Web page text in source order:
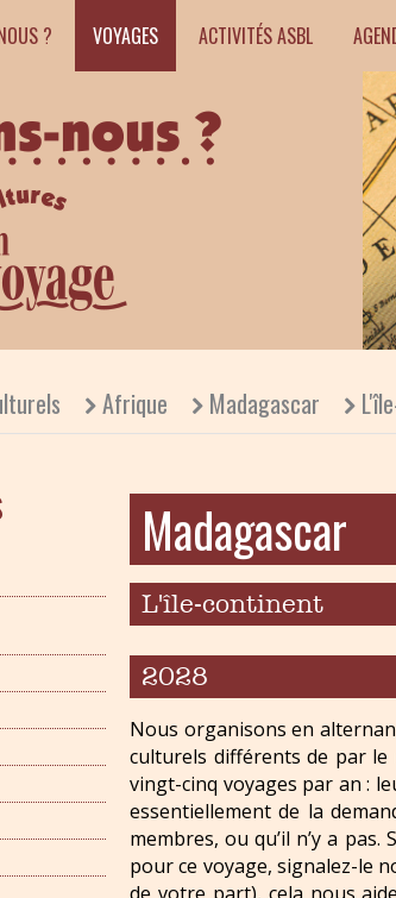
? VOYAGES ACTIVITÉS ASBL
Afrique Madagascar
Madagascar
L'île-continent
2028
Nous organisons en
culturels différents de par le
vingt-cinq voyages par an :
essentiellement de la
membres, ou qu’il n’y a
pour ce voyage, signalez-le